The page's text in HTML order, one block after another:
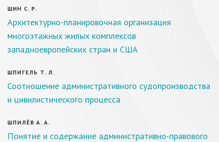
ШИН С. Р.
Архитектурно-планировочная организация
многоэтажных жилых комплексов
западноевропейских стран и США
ШПИГЕЛЬ Т. Л.
Соотношение административного судопроизводства
и цивилистического процесса
ШПИЛЁВ А. А.
Понятие и содержание административно-правового